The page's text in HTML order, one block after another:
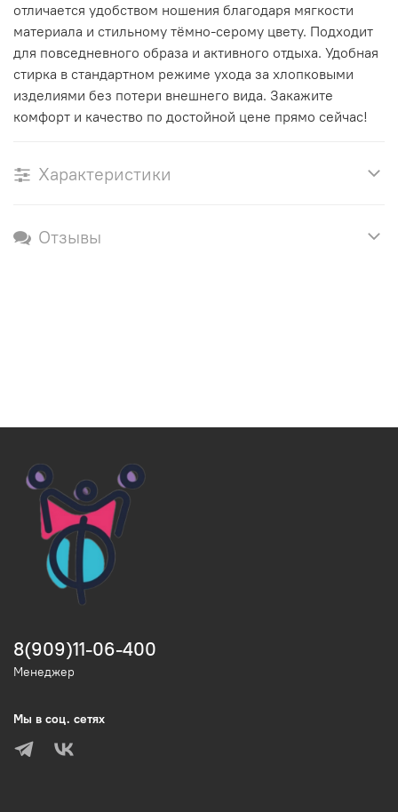
отличается удобством ношения благодаря мягкости
материала и стильному тёмно-серому цвету. Подходит
для повседневного образа и активного отдыха. Удобная
стирка в стандартном режиме ухода за хлопковыми
изделиями без потери внешнего вида. Закажите
комфорт и качество по достойной цене прямо сейчас!
Характеристики
Отзывы
8(909)11-06-400
Менеджер
Мы в соц. сетях